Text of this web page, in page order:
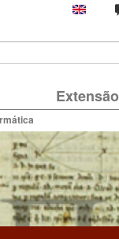
Extensão